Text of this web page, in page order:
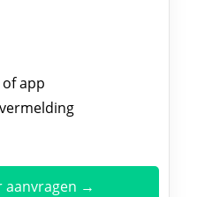
app
aanvragen →